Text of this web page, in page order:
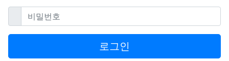
비밀번호필수
로그인